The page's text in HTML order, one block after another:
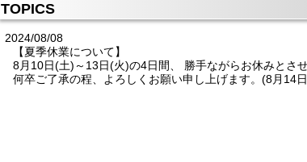
TOPICS
2024/08/08
【夏季休業について】
8月10日(土)～13日(火)の4日間、 勝手ながらお休みとさ
何卒ご了承の程、よろしくお願い申し上げます。(8月14